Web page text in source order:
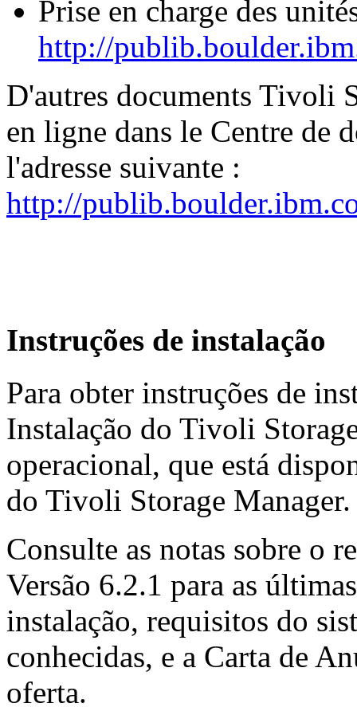
Prise en charge des
http://
D'autres documents Tivoli
en ligne dans le Centre de
l'adresse suivante :
http://
Instruções de instalação
Para obter instruções de
Instalação do Tivoli
operacional, que está
do Tivoli Storage Manager.
Consulte as notas sobre o
Versão 6.2.1 para as
instalação, requisitos do
conhecidas, e a Carta de
oferta.